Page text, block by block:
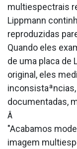
multiespectrais
Lippmann
reproduzidas
Quando eles
de uma placa de
original, eles
documentadas,
Â
"Acabamos
imagem